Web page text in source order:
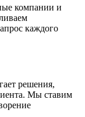
компании и
каждого
решения,
Мы ставим